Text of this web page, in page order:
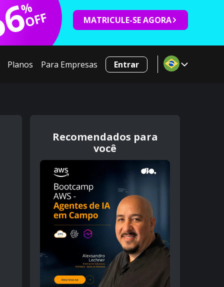
%
OFF MATRICULE-SE AGORA
Planos Para Empresas Entrar
Recomendados para
você